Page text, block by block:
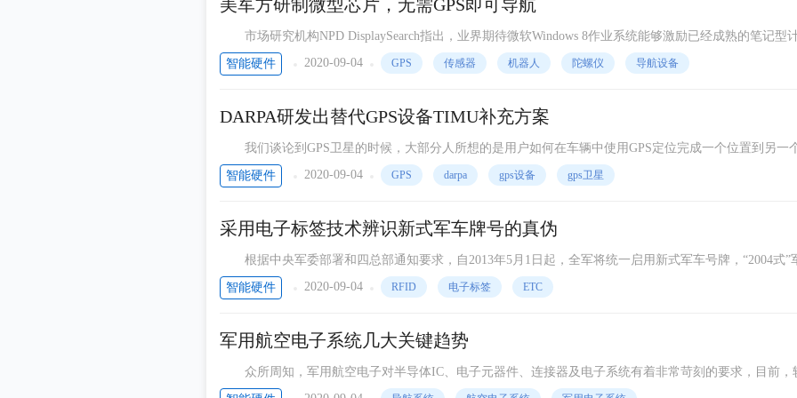
美军方研制微型芯片，无需GPS即可导航
市场研究机构NPD DisplaySearch指出，业界期待微软Windows 8作业系统能够激励已经成熟的笔记型
市场在2013年有所表现。2012年全球触控屏幕在笔记型计算机市场的渗
智能硬件 2020-09-04 GPS 传感器 机器人 陀螺仪 导航设备
DARPA研发出替代GPS设备TIMU补充方案
我们谈论到GPS卫星的时候，大部分人所想的是用户如何在车辆中使用GPS定位完成一个位置到另一
置的导航。许多人对GPS的依赖越来越重，开车基本完全在依赖地图和GPS。如果说GPS的服务中断
智能硬件 2020-09-04 GPS darpa gps设备 gps卫星
采用电子标签技术辨识新式军车牌号的真伪
根据中央军委部署和四总部通知要求，自2013年5月1日起，全军将统一启用新式军车号牌，“2004式”
号牌自4月30日废止。 新式军车号牌编排采用字头+
智能硬件 2020-09-04 RFID 电子标签 ETC
军用航空电子系统几大关键趋势
众所周知，军用航空电子对半导体IC、电子元器件、连接器及电子系统有着非常苛刻的要求，目前，
知名的主要军用航空电子供应商ADI、TI、Xilinx、英飞凌、Altera、M